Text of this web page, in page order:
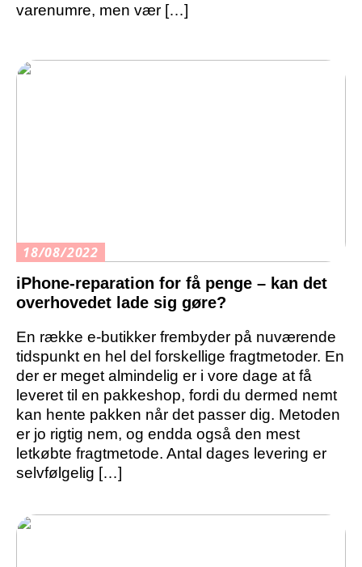
varenumre, men vær […]
18/08/2022
iPhone-reparation for få penge – kan det
overhovedet lade sig gøre?
En række e-butikker frembyder på nuværende
tidspunkt en hel del forskellige fragtmetoder. En
der er meget almindelig er i vore dage at få
leveret til en pakkeshop, fordi du dermed nemt
kan hente pakken når det passer dig. Metoden
er jo rigtig nem, og endda også den mest
letkøbte fragtmetode. Antal dages levering er
selvfølgelig […]